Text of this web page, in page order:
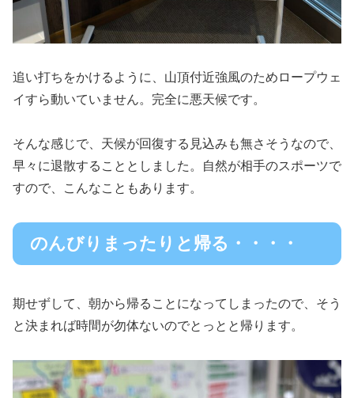
追い打ちをかけるように、山頂付近強風のためロープウェ
イすら動いていません。完全に悪天候です。
そんな感じで、天候が回復する見込みも無さそうなので、
早々に退散することとしました。自然が相手のスポーツで
すので、こんなこともあります。
のんびりまったりと帰る・・・・
期せずして、朝から帰ることになってしまったので、そう
と決まれば時間が勿体ないのでとっとと帰ります。